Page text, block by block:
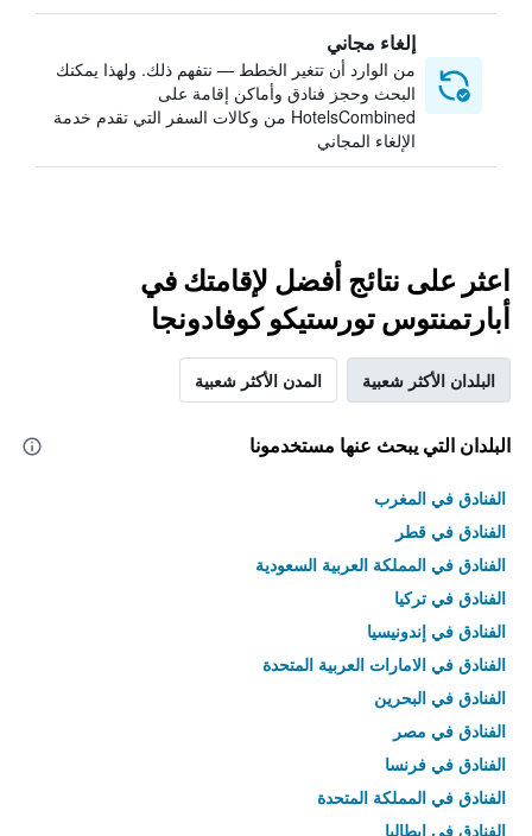
إلغاء مجاني
من الوارد أن تتغير الخطط — نتفهم ذلك. ولهذا يمكنك
البحث وحجز فنادق وأماكن إقامة على
HotelsCombined من وكالات السفر التي تقدم خدمة
الإلغاء المجاني
اعثر على نتائج أفضل لإقامتك في
أبارتمنتوس تورستيكو كوفادونجا
البلدان الأكثر شعبية المدن الأكثر شعبية
البلدان التي يبحث عنها مستخدمونا
الفنادق في المغرب
الفنادق في قطر
الفنادق في المملكة العربية السعودية
الفنادق في تركيا
الفنادق في إندونيسيا
الفنادق في الامارات العربية المتحدة
الفنادق في البحرين
الفنادق في مصر
الفنادق في فرنسا
الفنادق في المملكة المتحدة
الفنادق في إيطاليا